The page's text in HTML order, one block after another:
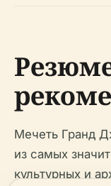
Мечеть Гранд
из самых
культурных и